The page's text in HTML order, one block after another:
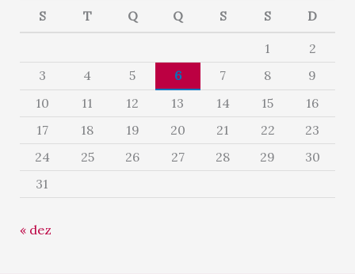
S T Q Q S S D
1
2
3
4 5 6 7 8
9
10
11 12 13 14 15
16
17
18 19 20 21 22
23
24
25 26 27 28 29
30
31
« dez